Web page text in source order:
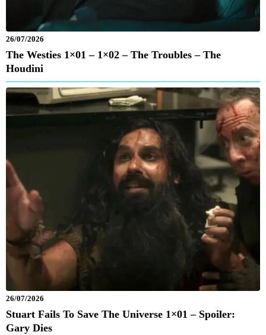
26/07/2026
The Westies 1×01 – 1×02 – The Troubles – The
Houdini
26/07/2026
Stuart Fails To Save The Universe 1×01 – Spoiler:
Gary Dies